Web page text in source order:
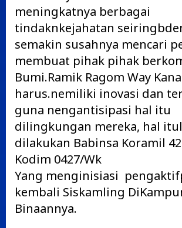
meningkatnya berbagai
tindaknkejahatan
semakin susahnya mencari
membuat pihak pihak
Bumi.Ramik Ragom Way
harus.nemiliki inovasi dan
guna nengantisipasi hal itu
dilingkungan mereka, hal
dilakukan Babinsa Koramil
Kodim 0427/Wk
Yang menginisiasi
kembali Siskamling
Binaannya.